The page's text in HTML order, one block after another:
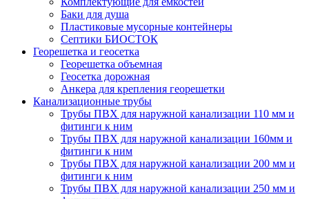
Баки для душа
Пластиковые мусорные контейнеры
Септики БИОСТОК
Георешетка и геосетка
Георешетка объемная
Геосетка дорожная
Анкера для крепления георешетки
Канализационные трубы
Трубы ПВХ для наружной канализации 110 мм и
фитинги к ним
Трубы ПВХ для наружной канализации 160мм и
фитинги к ним
Трубы ПВХ для наружной канализации 200 мм и
фитинги к ним
Трубы ПВХ для наружной канализации 250 мм и